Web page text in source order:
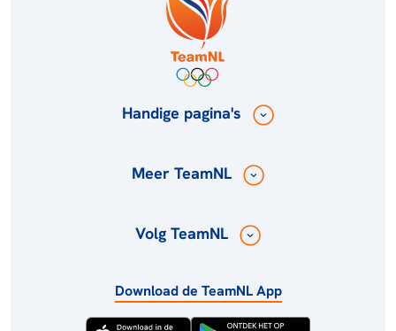
Handige pagina's
Meer TeamNL
Volg TeamNL
Download de TeamNL App